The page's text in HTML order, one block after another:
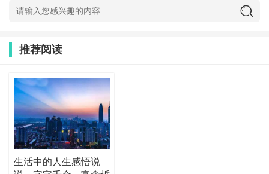
推荐阅读
生活中的人生感悟说